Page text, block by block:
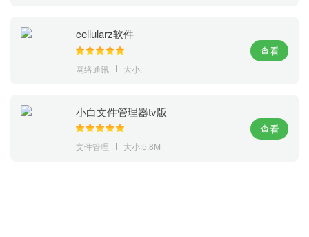
cellularz软件
网络通讯 大小:
查看
小白文件管理器tv版
文件管理 大小:5.8M
查看